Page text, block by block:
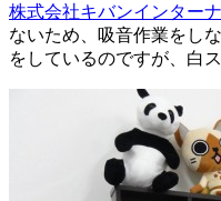
株式会社キバンインター
ないため、吸音作業をし
をしているのですが、白